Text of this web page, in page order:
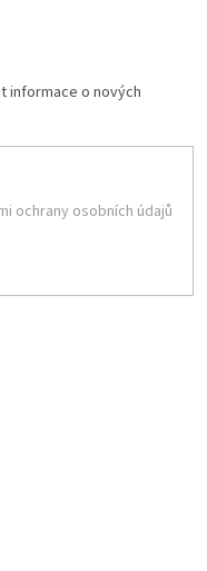
informace o nových
ochrany osobních údajů